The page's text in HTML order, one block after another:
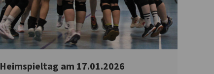
Heimspieltag am 17.01.2026